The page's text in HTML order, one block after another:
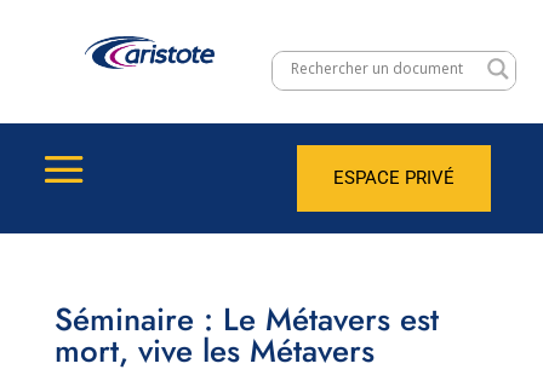
ESPACE PRIVÉ
Séminaire : Le Métavers est
mort, vive les Métavers